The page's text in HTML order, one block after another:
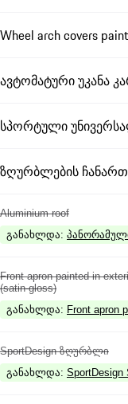
Wheel arch covers
ავტომატური უკანა
სპორტული
ზღურბლების
Aluminium roof
განახლდა:
Front apron painted in
(satin-gloss)
განახლდა: Front apron
SportDesign ზღურბლი
განახლდა: SportDesign